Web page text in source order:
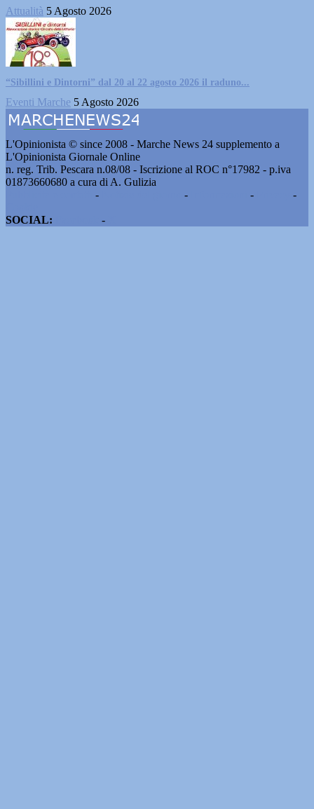
Attualità 5 Agosto 2026
“Sibillini e Dintorni” dal 20 al 22 agosto 2026 il raduno...
Eventi Marche 5 Agosto 2026
L'Opinionista © since 2008 - Marche News 24 supplemento a
L'Opinionista Giornale Online
n. reg. Trib. Pescara n.08/08 - Iscrizione al ROC n°17982 - p.iva
01873660680 a cura di A. Gulizia
- - -
-
SOCIAL:
-